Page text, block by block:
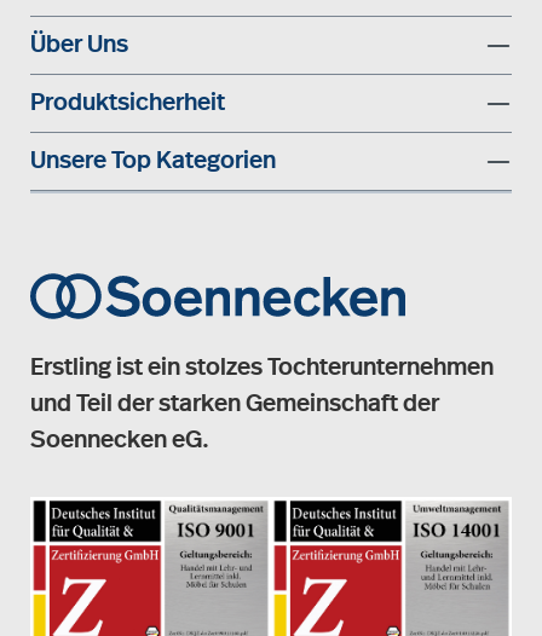
Über Uns
Produktsicherheit
Unsere Top Kategorien
Erstling ist ein stolzes Tochterunternehmen
und Teil der starken Gemeinschaft der
Soennecken eG.